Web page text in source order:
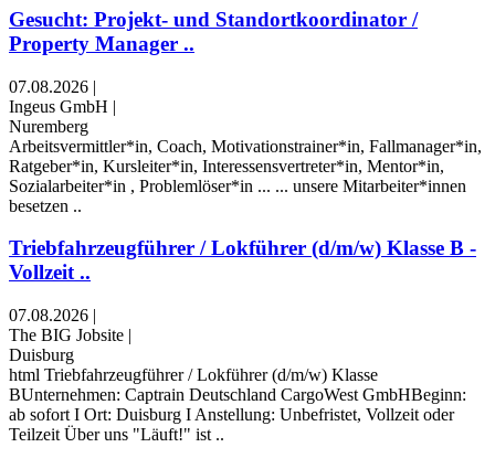
Gesucht: Projekt- und Standortkoordinator /
Property Manager ..
07.08.2026 |
Ingeus GmbH |
Nuremberg
Arbeitsvermittler*in, Coach, Motivationstrainer*in, Fallmanager*in,
Ratgeber*in, Kursleiter*in, Interessensvertreter*in, Mentor*in,
Sozialarbeiter*in , Problemlöser*in ... ... unsere Mitarbeiter*innen
besetzen ..
Triebfahrzeugführer / Lokführer (d/m/w) Klasse B -
Vollzeit ..
07.08.2026 |
The BIG Jobsite |
Duisburg
html Triebfahrzeugführer / Lokführer (d/m/w) Klasse
BUnternehmen: Captrain Deutschland CargoWest GmbHBeginn:
ab sofort I Ort: Duisburg I Anstellung: Unbefristet, Vollzeit oder
Teilzeit Über uns "Läuft!" ist ..